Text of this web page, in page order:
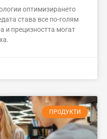
оптимизирането
става все по-голям
и прецизността могат
ПРОДУКТИ